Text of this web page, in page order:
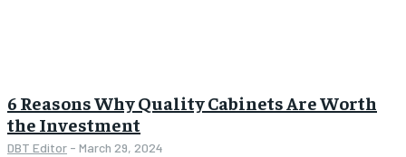
6 Reasons Why Quality Cabinets Are Worth
the Investment
DBT Editor - March 29, 2024